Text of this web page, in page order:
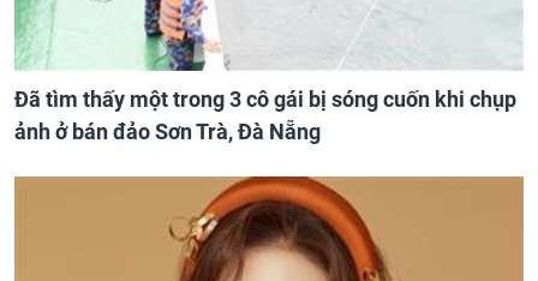
Đã tìm thấy một trong 3 cô gái bị sóng cuốn khi chụp
ảnh ở bán đảo Sơn Trà, Đà Nẵng